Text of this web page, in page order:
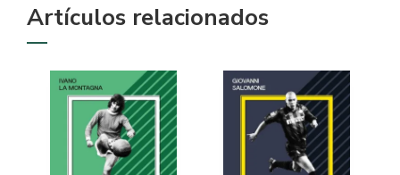
Artículos relacionados